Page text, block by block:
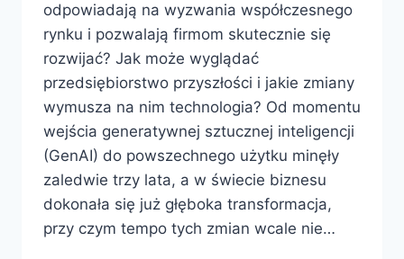
odpowiadają na wyzwania współczesnego
rynku i pozwalają firmom skutecznie się
rozwijać? Jak może wyglądać
przedsiębiorstwo przyszłości i jakie zmiany
wymusza na nim technologia? Od momentu
wejścia generatywnej sztucznej inteligencji
(GenAI) do powszechnego użytku minęły
zaledwie trzy lata, a w świecie biznesu
dokonała się już głęboka transformacja,
przy czym tempo tych zmian wcale nie…